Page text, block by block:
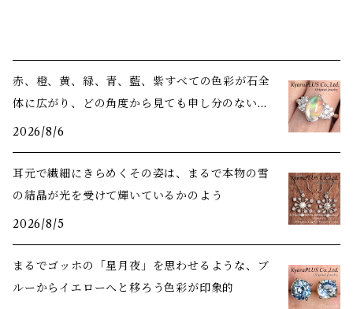
赤、橙、黄、緑、青、藍、紫――すべての色彩が石全
体に広がり、どの角度から見ても申し分のない美
しさ
2026/8/6
耳元で繊細にきらめくその姿は、まるで本物の雪
の結晶が光を受けて輝いているかのよう
2026/8/5
まるでゴッホの「星月夜」を思わせるような、ブ
ルーからイエローへと移ろう色彩が印象的